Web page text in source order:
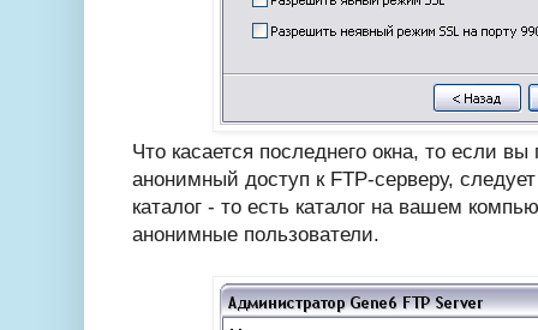
Что касается последнего окна, то если вы
анонимный доступ к FTP-серверу,
каталог - то есть каталог на вашем
анонимные пользователи.